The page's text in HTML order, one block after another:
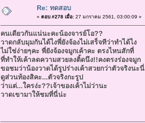
Re: ทดสอบ
« ตอบ #278 เมื่อ:27 มกราคม 2561, 03:00:09 »
คนเดียวกันแน่นะคะน้องจารย์โอ??
วาดกลับมุมกันได้ไงพี่ยังจ้องไม่เสร็จทีว่าทำได้ไง
ไม่ใช่ง่ายๆคะ พี่ยังจ้องจมูกเค้าคะ ตรงไหนสักที่
ที่ทำให้เค้าลดความสวยลงติ้ดนึง!!คงตรงร่องจมูก
ขอชมว่าน้องวาดได้รูปร่างเค้าสวยกว่าตัวจริงนะนี่
ดูส่วนท้องสิคะ...ตัวจริงกะรูป
ว่าแต่...ใครง่ะ??เจ้าของเค้าไม่ว่านะ
วาดเขามาให้ชมที่นี่น่ะ